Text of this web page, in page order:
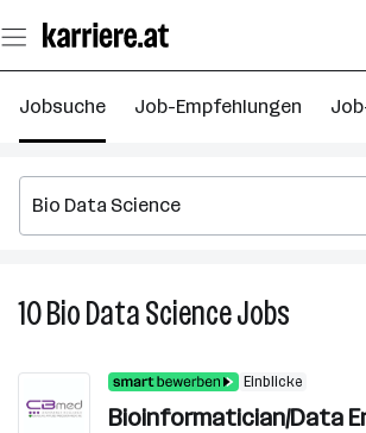
Seiteninhalt
springen
Jobsuche Job-Empfehlungen
10Bio Data ScienceJobs
Science
Jobs
Einblicke
Bioinformatician/Data